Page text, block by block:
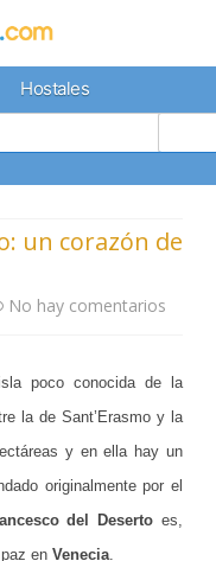
Hostales
un corazón de
No hay comentarios
S
a
F
poco conocida de la
la de Sant’Erasmo y la
y en ella hay un
originalmente por el
del Deserto es,
en Venecia.